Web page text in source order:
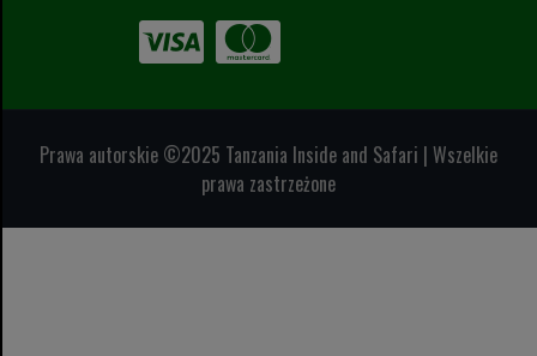
Prawa autorskie ©2025 Tanzania Inside and Safari | Wszelkie
prawa zastrzeżone